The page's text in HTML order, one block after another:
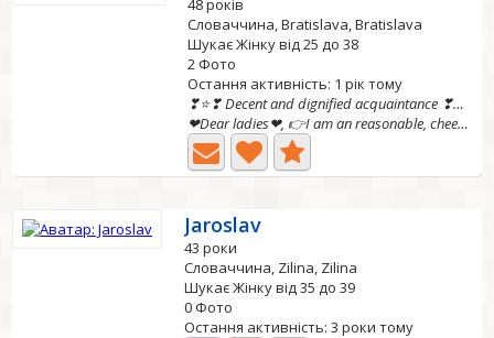
48 років
Словаччина, Bratislava, Bratislava
Шукає Жінку від 25 до 38
2 Фото
Остання активність: 1 рік тому
❣⭐❣ Decent and dignified acquaintance ❣⭐❣
❤Dear ladies❤, 👉I am an reasonable, cheerful, friendly...
Jaroslav
43 роки
Словаччина, Zilina, Zilina
Шукає Жінку від 35 до 39
0 Фото
Остання активність: 3 роки тому